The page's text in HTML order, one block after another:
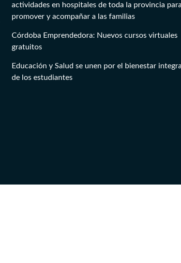
actividades en hospitales de toda la provincia para
promover y acompañar a las familias
Córdoba Emprendedora: Nuevos cursos virtuales
gratuitos
Educación y Salud se unen por el bienestar integral
de los estudiantes